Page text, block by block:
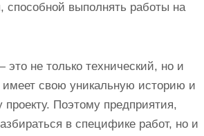
способной выполнять работы на
не только технический, но и
имеет свою уникальную историю и
проекту. Поэтому предприятия,
в специфике работ, но и